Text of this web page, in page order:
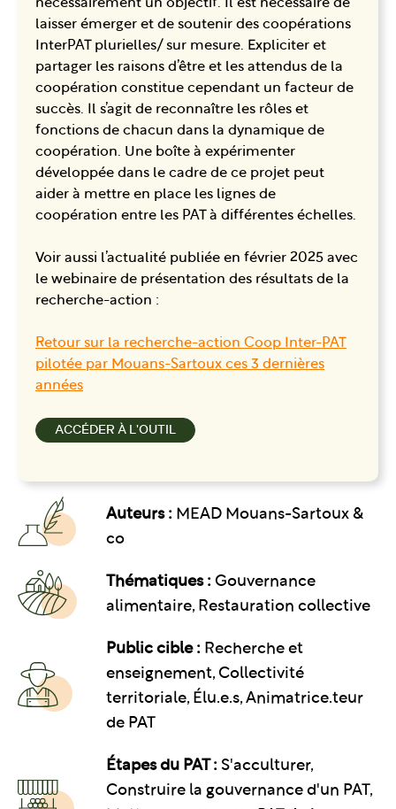
nécessairement un objectif. Il est nécessaire de
laisser émerger et de soutenir des coopérations
InterPAT plurielles/ sur mesure. Expliciter et
partager les raisons d’être et les attendus de la
coopération constitue cependant un facteur de
succès. Il s’agit de reconnaître les rôles et
fonctions de chacun dans la dynamique de
coopération. Une boîte à expérimenter
développée dans le cadre de ce projet peut
aider à mettre en place les lignes de
coopération entre les PAT à différentes échelles.
Voir aussi l’actualité publiée en février 2025 avec
le webinaire de présentation des résultats de la
recherche-action :
Retour sur la recherche-action Coop Inter-PAT
pilotée par Mouans-Sartoux ces 3 dernières
années
ACCÉDER À L'OUTIL
Auteurs : MEAD Mouans-Sartoux &
co
Thématiques : Gouvernance
alimentaire Restauration collective
Public cible : Recherche et
enseignement, Collectivité
territoriale, Élu.e.s, Animatrice.teur
de PAT
Étapes du PAT : S'acculturer,
Construire la gouvernance d'un PAT,